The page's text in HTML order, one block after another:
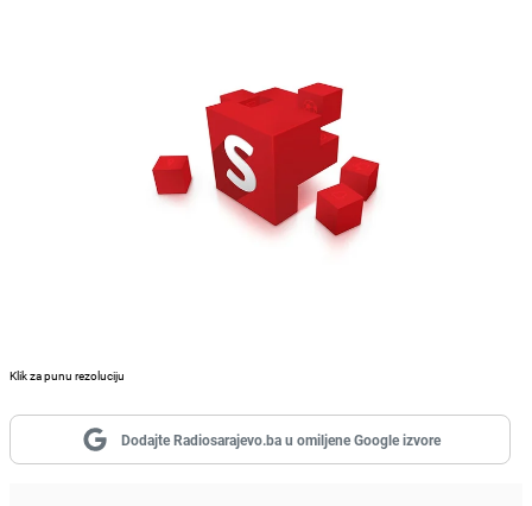
Klik za punu rezoluciju
Dodajte Radiosarajevo.ba u omiljene Google izvore